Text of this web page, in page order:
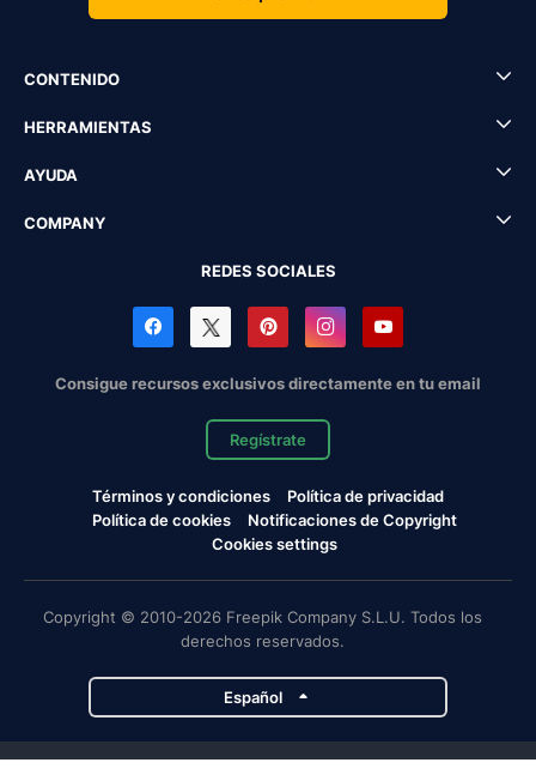
CONTENIDO
HERRAMIENTAS
AYUDA
COMPANY
REDES SOCIALES
Consigue recursos exclusivos directamente en tu email
Regístrate
Términos y condiciones
Política de privacidad
Política de cookies
Notificaciones de Copyright
Cookies settings
Copyright © 2010-2026 Freepik Company S.L.U. Todos los
derechos reservados.
Español